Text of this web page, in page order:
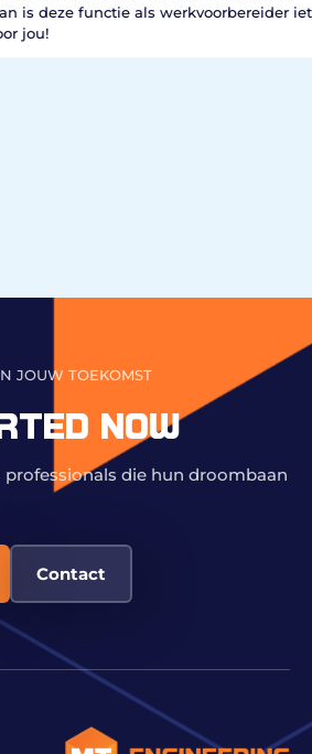
als werkvoorbereider iets
JOUW TOEKOMST
NOW
professionals die hun droombaan
Contact